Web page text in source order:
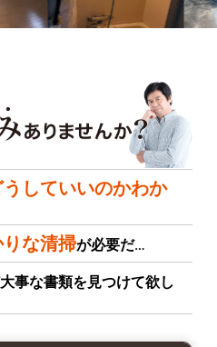
していいのかわか
な清掃が必要だ…
事な書類を見つけて欲し